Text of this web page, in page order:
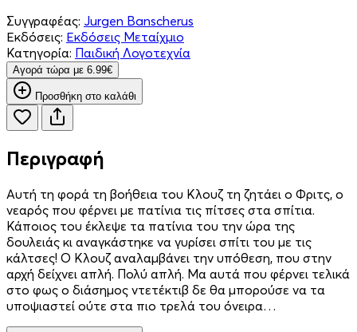
Συγγραφέας: Jurgen Banscherus
Εκδόσεις: Εκδόσεις Μεταίχμιο
Κατηγορία: Παιδική Λογοτεχνία
Aγορά τώρα με 6.99€
Προσθήκη στο καλάθι
Περιγραφή
Αυτή τη φορά τη βοήθεια του Κλουζ τη ζητάει ο Φριτς, ο
νεαρός που φέρνει με πατίνια τις πίτσες στα σπίτια.
Κάποιος του έκλεψε τα πατίνια του την ώρα της
δουλειάς κι αναγκάστηκε να γυρίσει σπίτι του με τις
κάλτσες! Ο Κλουζ αναλαμβάνει την υπόθεση, που στην
αρχή δείχνει απλή. Πολύ απλή. Μα αυτά που φέρνει τελικά
στο φως ο διάσημος ντετέκτιβ δε θα μπορούσε να τα
υποψιαστεί ούτε στα πιο τρελά του όνειρα…